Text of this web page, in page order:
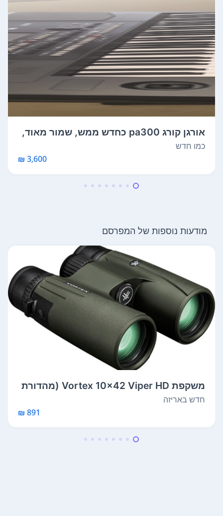
אורגן קורג pa300 כחדש ממש, שמור מאוד,
נק...
כמו חדש
3,600 ₪
מודעות נוספות של המפרסם
משקפת Vortex 10x42 Viper HD (מהדורת
2018...
חדש באריזה
891 ₪